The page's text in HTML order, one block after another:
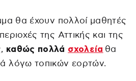
θα έχουν πολλοί μαθητές
της Αττικής και της
καθώς πολλά σχολεία θα
λόγω τοπικών εορτών.